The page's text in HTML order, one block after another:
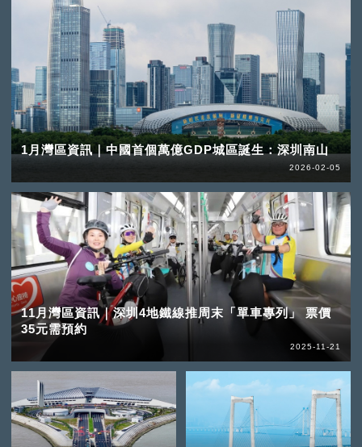
1月灣區資訊｜中國首個萬億GDP城區誕生：深圳南山
2026-02-05
11月灣區資訊｜深圳4地鐵線推周末「單車專列」 票價
35元需預約
2025-11-21